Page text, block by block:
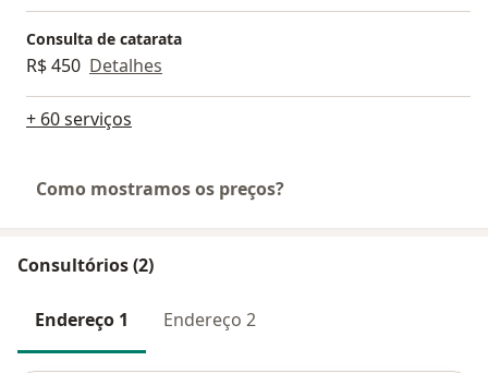
Consulta de catarata
R$ 450 Detalhes
+ 60 serviços
Como mostramos os preços?
Consultórios (2)
Endereço 1 Endereço 2